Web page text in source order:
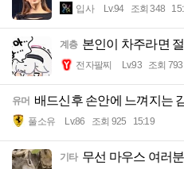
입사 Lv.94 조회 348
계층 본인이 차주라면
전자팔찌 Lv.93 조회 793
유머 배드신후 손안에 느껴지는
풀소유 Lv.86 조회 925 15:19
기타 무선 마우스 여러